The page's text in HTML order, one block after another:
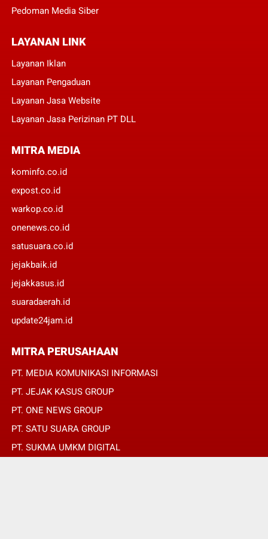
Pedoman Media Siber
LAYANAN LINK
Layanan Iklan
Layanan Pengaduan
Layanan Jasa Website
Layanan Jasa Perizinan PT DLL
MITRA MEDIA
kominfo.co.id
expost.co.id
warkop.co.id
onenews.co.id
satusuara.co.id
jejakbaik.id
jejakkasus.id
suaradaerah.id
update24jam.id
MITRA PERUSAHAAN
PT. MEDIA KOMUNIKASI INFORMASI
PT. JEJAK KASUS GROUP
PT. ONE NEWS GROUP
PT. SATU SUARA GROUP
PT. SUKMA UMKM DIGITAL